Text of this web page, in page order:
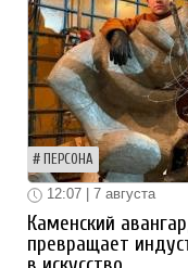
ПЕРСОНА
12:07 | 7 августа
Каменский
превращает